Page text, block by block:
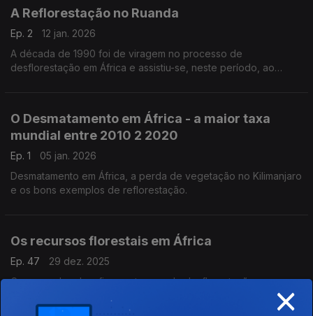
A Reflorestação no Ruanda
Ep. 2
12 jan. 2026
A década de 1990 foi de viragem no processo de
desflorestação em África e assistiu-se, neste período, ao
O Desmatamento em África - a maior taxa
mundial entre 2010 2 2020
Ep. 1
05 jan. 2026
Desmatamento em África, a perda de vegetação no Kilimanjaro
e os bons exemplos de reflorestação.
Os recursos florestais em África
Ep. 47
29 dez. 2025
Com grandes desafios em termos de desflorestação e
apresentar
×